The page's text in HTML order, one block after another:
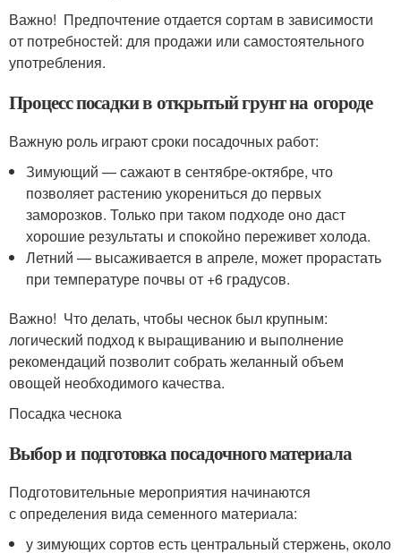
Важно! Предпочтение отдается сортам в зависимости
от потребностей: для продажи или самостоятельного
употребления.
Процесс посадки в открытый грунт на огороде
Важную роль играют сроки посадочных работ:
Зимующий — сажают в сентябре-октябре, что
позволяет растению укорениться до первых
заморозков. Только при таком подходе оно даст
хорошие результаты и спокойно переживет холода.
Летний — высаживается в апреле, может прорастать
при температуре почвы от +6 градусов.
Важно! Что делать, чтобы чеснок был крупным:
логический подход к выращиванию и выполнение
рекомендаций позволит собрать желанный объем
овощей необходимого качества.
Посадка чеснока
Выбор и подготовка посадочного материала
Подготовительные мероприятия начинаются
с определения вида семенного материала:
у зимующих сортов есть центральный стержень, около